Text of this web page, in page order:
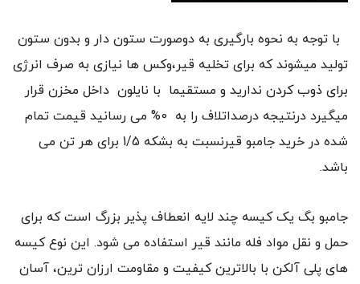
با توجه به نحوه بارگیری به دوصورت ستون دار و بدون ستون
تولید میشوند که برای تخلیه قیر،وکس ها نیازی به صرف انرژی
برای ذوب کردن ندارید و مستقیما با نایلون داخل مخزن قرار
میگیرد درنتیجه درصداتلاف را به 0% می رسانید قیمت تمام
شده در خرید جامبو قیرنسبت به بشکه 1/5 برای هر تن می
باشد.
جامبو بگ یک کیسه چند لایه انعطاف پذیر بزرگ است که برای
حمل و نقل مواد فله مانند قیر استفاده می شود. این نوع کیسه
های پلی آلکن با بالاترین کیفیت و مقاومت ارزان ترین، آسان